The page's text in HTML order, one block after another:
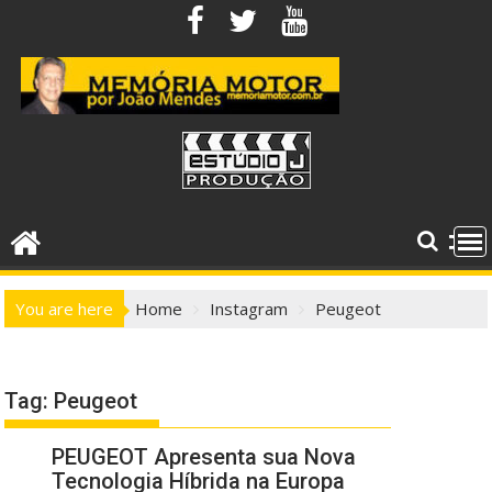
content
You are here Home Instagram Peugeot
Tag: Peugeot
PEUGEOT Apresenta sua Nova
Tecnologia Híbrida na Europa